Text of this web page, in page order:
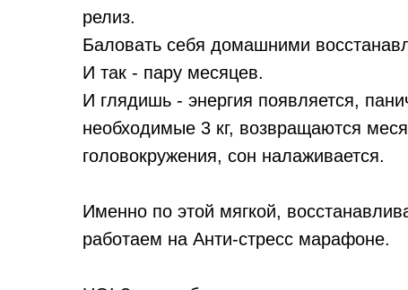
релиз.
Баловать себя домашними
И так - пару месяцев.
И глядишь - энергия появляется,
необходимые 3 кг, возвращаются
головокружения, сон налаживается.
Именно по этой мягкой,
работаем на Анти-стресс марафоне.